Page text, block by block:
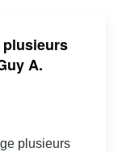
plusieurs
A.
plusieurs